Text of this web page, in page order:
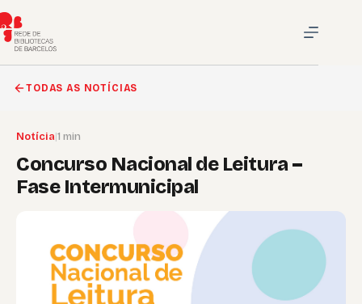
para
o
conteúdo
TODAS AS NOTÍCIAS
Notícia|1 min
Concurso Nacional de Leitura –
Fase Intermunicipal